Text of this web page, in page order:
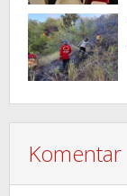
Komentar